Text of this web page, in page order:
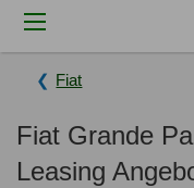
Fiat
Fiat Grande
Leasing